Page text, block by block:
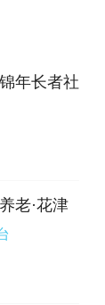
年长者社
老·花津